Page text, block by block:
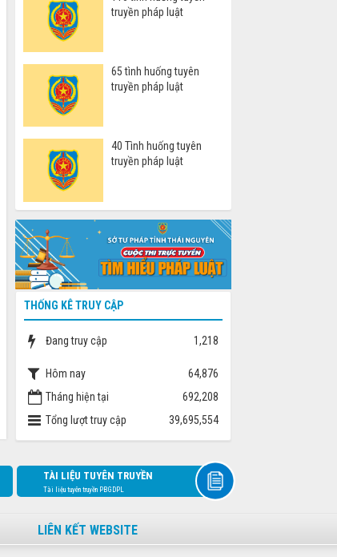
truyền pháp luật
65 tình huống tuyên
truyền pháp luật
40 Tình huống tuyên
truyền pháp luật
THỐNG KÊ TRUY CẬP
Đang truy cập 1,218
Hôm nay
64,876
Tháng hiện tại
692,208
Tổng lượt truy cập
39,695,554
TÀI LIỆU TUYÊN TRUYỀN
Tài liệu tuyên truyền PBGDPL
LIÊN KẾT WEBSITE